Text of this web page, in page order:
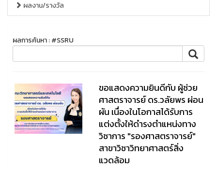
ผลงาน/รางวัล
ผลการค้นหา : #SSRU
ขอแสดงความยินดีกับ ผู้ช่วย
ศาสตราจารย์ ดร.วลัยพร ผ่อน
ผัน เนื่องในโอกาสได้รับการ
แต่งตั้งให้ดำรงตำแหน่งทาง
วิชาการ "รองศาสตราจารย์"
สาขาวิชาวิทยาศาสตร์สิ่ง
แวดล้อม